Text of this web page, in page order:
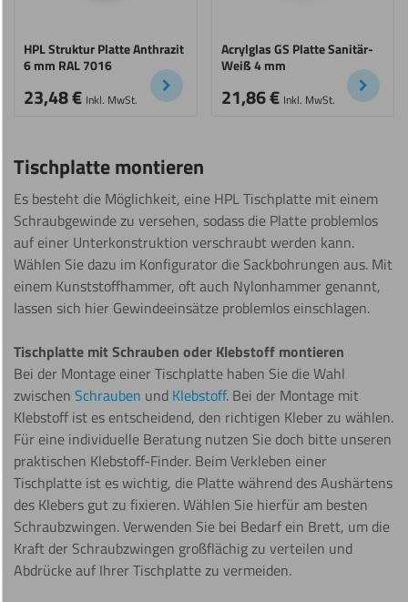
HPL Struktur Platte Anthrazit
6 mm RAL 7016
23,48€ Inkl. MwSt.
Acrylglas GS Platte Sanitär-
Weiß 4 mm
21,86€ Inkl. MwSt.
Tischplatte montieren
Es besteht die Möglichkeit, eine HPL Tischplatte mit einem
Schraubgewinde zu versehen, sodass die Platte problemlos
auf einer Unterkonstruktion verschraubt werden kann.
Wählen Sie dazu im Konfigurator die Sackbohrungen aus. Mit
einem Kunststoffhammer, oft auch Nylonhammer genannt,
lassen sich hier Gewindeeinsätze problemlos einschlagen.
Tischplatte mit Schrauben oder Klebstoff montieren
Bei der Montage einer Tischplatte haben Sie die Wahl
zwischen Schrauben und Klebstoff. Bei der Montage mit
Klebstoff ist es entscheidend, den richtigen Kleber zu wählen.
Für eine individuelle Beratung nutzen Sie doch bitte unseren
praktischen Klebstoff-Finder. Beim Verkleben einer
Tischplatte ist es wichtig, die Platte während des Aushärtens
des Klebers gut zu fixieren. Wählen Sie hierfür am besten
Schraubzwingen. Verwenden Sie bei Bedarf ein Brett, um die
Kraft der Schraubzwingen großflächig zu verteilen und
Abdrücke auf Ihrer Tischplatte zu vermeiden.